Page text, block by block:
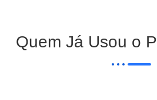
Quem Já Usou o